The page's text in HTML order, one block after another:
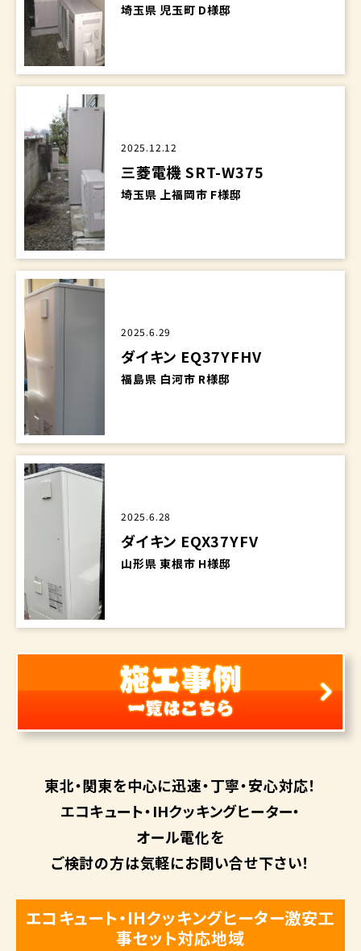
埼玉県 児玉町 D様邸
2025.12.12
三菱電機 SRT-W375
埼玉県 上福岡市 F様邸
2025.6.29
ダイキン EQ37YFHV
福島県 白河市 R様邸
2025.6.28
ダイキン EQX37YFV
山形県 東根市 H様邸
東北・関東を中心に迅速・丁寧・安心対応！
エコキュート・IHクッキングヒーター・
オール電化を
ご検討の方は気軽にお問い合せ下さい！
エコキュート・IHクッキングヒーター激安工
事セット対応地域